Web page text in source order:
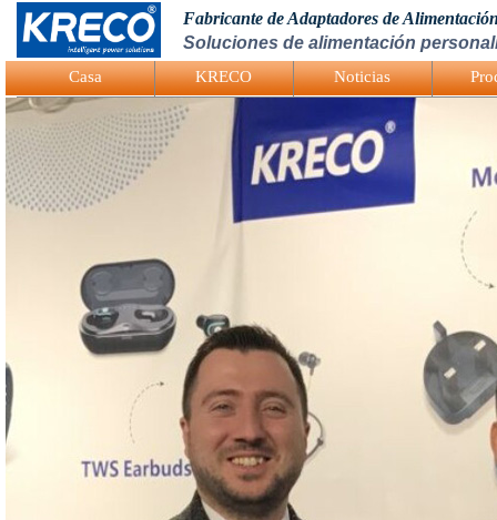
Logo Picture
Fabricante de Adaptadores de
Soluciones de alimentación
Casa KRECO Noticias